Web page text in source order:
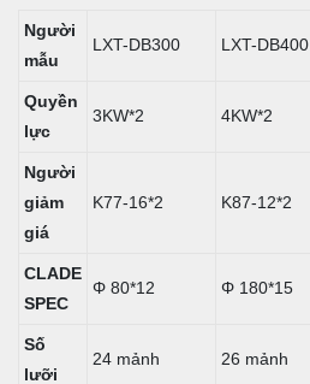
Người
mẫu
LXT-DB300 LXT-DB400
Quyền
lực
3KW*2 4KW*2
Người
giảm
giá
K77-16*2 K87-12*2
CLADE
SPEC
Φ 80*12 Φ 180*15
Số
lưỡi
24 mảnh 26 mảnh